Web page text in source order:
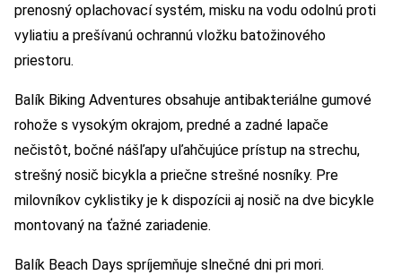
prenosný oplachovací systém, misku na vodu odolnú proti
vyliatiu a prešívanú ochrannú vložku batožinového
priestoru.
Balík Biking Adventures obsahuje antibakteriálne gumové
rohože s vysokým okrajom, predné a zadné lapače
nečistôt, bočné nášľapy uľahčujúce prístup na strechu,
strešný nosič bicykla a priečne strešné nosníky. Pre
milovníkov cyklistiky je k dispozícii aj nosič na dve bicykle
montovaný na ťažné zariadenie.
Balík Beach Days spríjemňuje slnečné dni pri mori.